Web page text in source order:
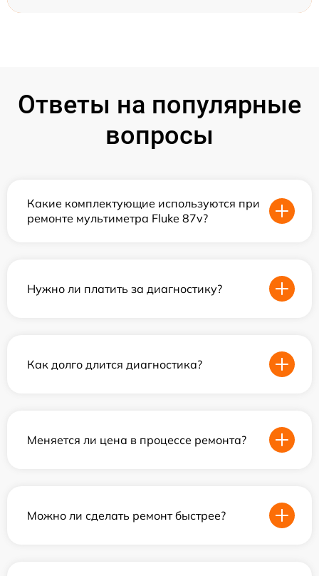
Ответы на популярные
вопросы
Какие комплектующие используются при
ремонте мультиметра Fluke 87v?
Нужно ли платить за диагностику?
Как долго длится диагностика?
Меняется ли цена в процессе ремонта?
Можно ли сделать ремонт быстрее?